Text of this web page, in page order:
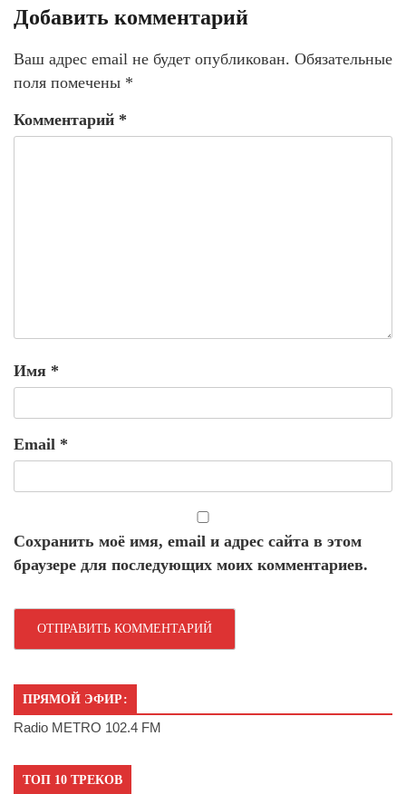
Добавить комментарий
Ваш адрес email не будет опубликован. Обязательные
поля помечены *
Комментарий *
Имя *
Email *
Сохранить моё имя, email и адрес сайта в этом
браузере для последующих моих комментариев.
ПРЯМОЙ ЭФИР:
Radio METRO 102.4 FM
ТОП 10 ТРЕКОВ